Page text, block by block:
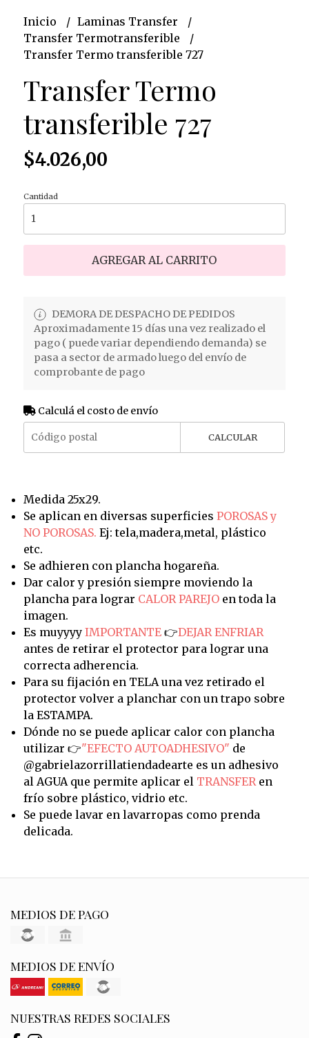
Inicio
Laminas Transfer
Transfer Termotransferible
Transfer Termo transferible 727
Transfer Termo
transferible 727
$4.026,00
Cantidad
AGREGAR AL CARRITO
DEMORA DE DESPACHO DE PEDIDOS
Aproximadamente 15 días una vez realizado el
pago ( puede variar dependiendo demanda) se
pasa a sector de armado luego del envío de
comprobante de pago
Calculá el costo de envío
CALCULAR
Medida 25x29.
Se aplican en diversas superficies POROSAS y
NO POROSAS. Ej: tela,madera,metal, plástico
etc.
Se adhieren con plancha hogareña.
Dar calor y presión siempre moviendo la
plancha para lograr CALOR PAREJOen toda la
imagen.
Es muyyyy IMPORTANTE👉DEJAR ENFRIAR
antes de retirar el protector para lograr una
correcta adherencia.
Para su fijación en TELA una vez retirado el
protector volver a planchar con un trapo sobre
la ESTAMPA.
Dónde no se puede aplicar calor con plancha
utilizar 👉"EFECTO AUTOADHESIVO" de
@gabrielazorrillatiendadearte es un adhesivo
al AGUA que permite aplicar el TRANSFERen
frío sobre plástico, vidrio etc.
Se puede lavar en lavarropas como prenda
delicada.
MEDIOS DE PAGO
MEDIOS DE ENVÍO
NUESTRAS REDES SOCIALES